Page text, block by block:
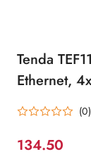
Tenda
Ethernet,
(0)
Cena:
134.50